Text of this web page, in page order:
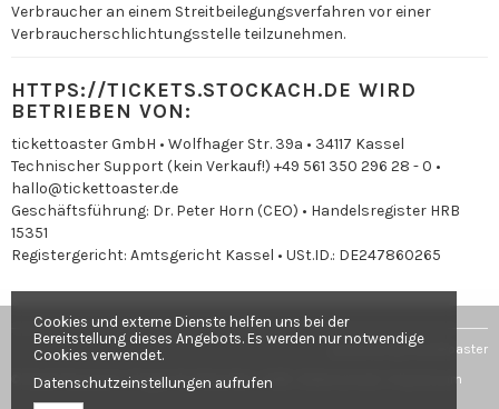
Verbraucher an einem Streitbeilegungsverfahren vor einer
Verbraucherschlichtungsstelle teilzunehmen.
HTTPS://TICKETS.STOCKACH.DE WIRD
BETRIEBEN VON:
tickettoaster GmbH • Wolfhager Str. 39a • 34117 Kassel
Technischer Support (kein Verkauf!) +49 561 350 296 28 - 0 •
hallo@tickettoaster.de
Geschäftsführung: Dr. Peter Horn (CEO) • Handelsregister HRB
15351
Registergericht: Amtsgericht Kassel • USt.ID.: DE247860265
powered by tickettoaster
© Stadt Stockach •Fragen & Antworten•AGB Impressum
Cookies und externe Dienste helfen uns bei der
Bereitstellung dieses Angebots. Es werden nur notwendige
Cookies verwendet.
Datenschutzeinstellungen aufrufen